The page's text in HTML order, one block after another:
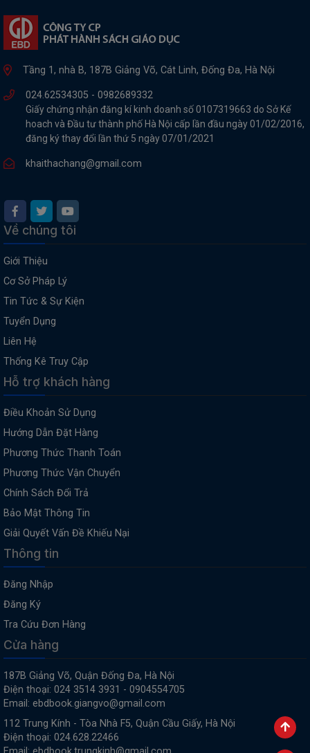
Tầng 1, nhà B, 187B Giảng Võ, Cát Linh, Đống Đa, Hà Nội
024.62534305 - 0982689332
Giấy chứng nhận đăng kí kinh doanh số 0107319663 do Sở Kế
hoach và Đầu tư thành phố Hà Nội cấp lần đầu ngày 01/02/2016,
đăng ký thay đổi lần thứ 5 ngày 07/01/2021
khaithachang@gmail.com
Về chúng tôi
Giới Thiệu
Cơ Sở Pháp Lý
Tin Tức & Sự Kiện
Tuyển Dụng
Liên Hệ
Thống Kê Truy Cập
Hỗ trợ khách hàng
Điều Khoản Sử Dụng
Hướng Dẫn Đặt Hàng
Phương Thức Thanh Toán
Phương Thức Vận Chuyển
Chính Sách Đổi Trả
Bảo Mật Thông Tin
Giải Quyết Vấn Đề Khiếu Nại
Thông tin
Đăng Nhập
Đăng Ký
Tra Cứu Đơn Hàng
Cửa hàng
187B Giảng Võ, Quận Đống Đa, Hà Nội
Điện thoại: 024 3514 3931 - 0904554705
Email: ebdbook.giangvo@gmail.com
112 Trung Kính - Tòa Nhà F5, Quận Cầu Giấy, Hà Nội
Điện thoại: 024.628.22466